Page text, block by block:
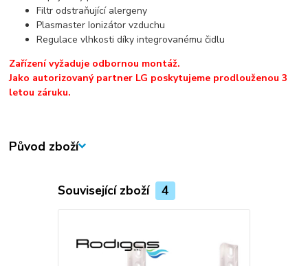
Filtr odstraňující alergeny
Plasmaster Ionizátor vzduchu
Regulace vlhkosti díky integrovanému čidlu
Zařízení vyžaduje odbornou montáž.
Jako autorizovaný partner LG poskytujeme prodlouženou 3
letou záruku.
Původ zboží
Související zboží 4